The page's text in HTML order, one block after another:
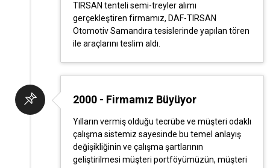
TIRSAN tenteli semi-treyler alımı
gerçekleştiren firmamız, DAF-TIRSAN
Otomotiv Samandıra tesislerinde yapılan tören
ile araçlarını teslim aldı.
2000 - Firmamız Büyüyor
Yılların vermiş olduğu tecrübe ve müşteri odaklı
çalışma sistemiz sayesinde bu temel anlayış
değişikliğinin ve çalışma şartlarının
geliştirilmesi müşteri portföyümüzün, müşteri